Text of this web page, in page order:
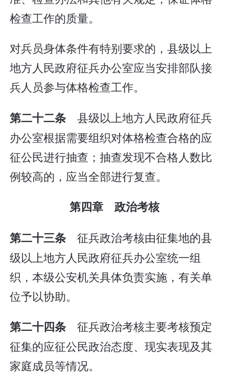
检查工作的质量。
对兵员身体条件有特别要求的，县级以上
地方人民政府征兵办公室应当安排部队接
兵人员参与体格检查工作。
第二十二条 县级以上地方人民政府征兵
办公室根据需要组织对体格检查合格的应
征公民进行抽查；抽查发现不合格人数比
例较高的，应当全部进行复查。
第四章 政治考核
第二十三条 征兵政治考核由征集地的县
级以上地方人民政府征兵办公室统一组
织，本级公安机关具体负责实施，有关单
位予以协助。
第二十四条 征兵政治考核主要考核预定
征集的应征公民政治态度、现实表现及其
家庭成员等情况。